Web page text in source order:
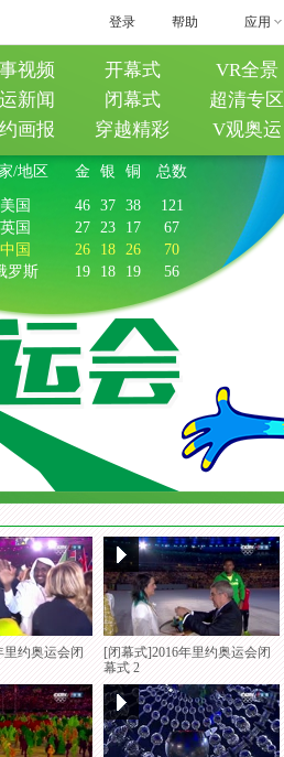
帮助 应用
登录
视频 开幕式
VR全景
新闻
闭幕式
超清专区
画报
穿越精彩 V观奥运
/地区 金 银 铜 总数
美国 46 37 38
121
英国
27 23 17
67
中国
26 18 26
70
罗斯
19 18 19 56
里约奥运会闭
[闭幕式]2016年里约奥运会闭
幕式 2